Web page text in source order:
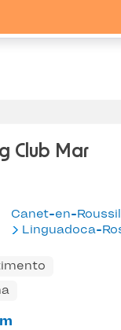
Club Mar
Canet-en-
Linguadoca-